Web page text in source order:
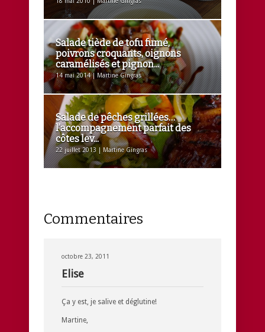
Salade tiède de tofu fumé,
poivrons croquants, oignons
caramélisés et pignon...
14 mai 2014 | Martine Gingras
Salade de pêches grillées…
l’accompagnement parfait des
côtes lev...
22 juillet 2013 | Martine Gingras
Commentaires
octobre 23, 2011
Elise
Ça y est, je salive et déglutine!
Martine,